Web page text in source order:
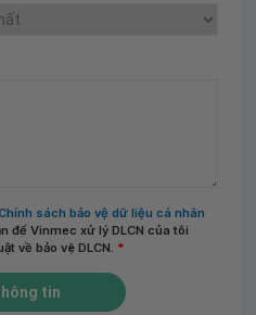
sách bảo vệ dữ liệu cá nhân
để Vinmec xử lý DLCN của tôi
về bảo vệ DLCN. *
tin